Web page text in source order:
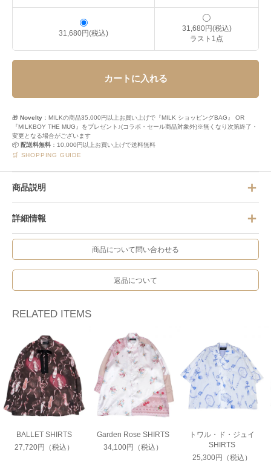
31,680円(税込)
31,680円(税込)
ラスト1点
カートに入れる
🎁 Novelty ：MILKの商品35,000円以上お買い上げで『MILK ショッピングBAG』 OR
『MILKBOY THE MUG』をプレゼント♪(コラボ・セール商品対象外)※無くなり次第終了・
変更となる場合がございます
📦 配送料無料 ：10,000円以上お買い上げで送料無料
🛒 SHOPPING GUIDE
商品説明
詳細情報
商品について問い合わせる
返品について
RELATED ITEMS
BALLET SHIRTS
27,720円（税込）
Garden Rose SHIRTS
34,100円（税込）
トワル・ド・ジュイ
SHIRTS
25,300円（税込）